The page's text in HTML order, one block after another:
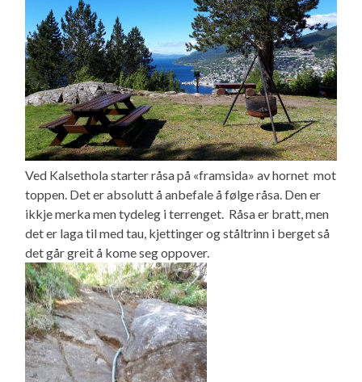
Ved Kalsethola starter råsa på «framsida» av hornet mot
toppen. Det er absolutt å anbefale å følge råsa. Den er
ikkje merka men tydeleg i terrenget. Råsa er bratt, men
det er laga til med tau, kjettinger og ståltrinn i berget så
det går greit å kome seg oppover.